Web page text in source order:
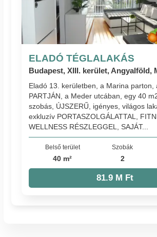
ELADÓ TÉGLALAKÁS
Budapest, XIII. kerület, Angyalföld,
Eladó 13. kerületben, a Marina parton,
PARTJÁN, a Meder utcában, egy 40
szobás, ÚJSZERŰ, igényes, világos
exkluzív PORTASZOLGÁLATTAL,
WELLNESS RÉSZLEGGEL, SAJÁT...
Belső terület
40 m²
Szobák
2
81.9 M Ft